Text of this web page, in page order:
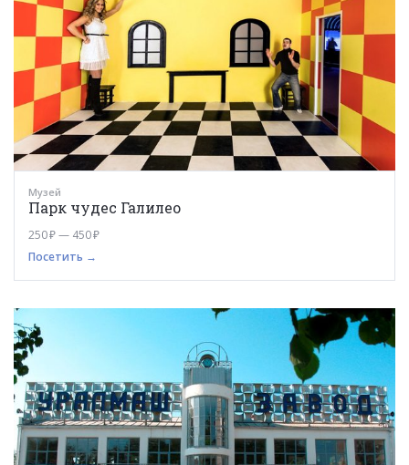
Музей
Парк чудес Галилео
250 ₽ — 450 ₽
Посетить →